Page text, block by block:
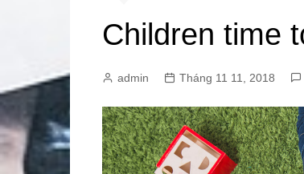
Children time
admin Tháng 11 11, 2018